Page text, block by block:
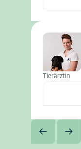
Tierärztin